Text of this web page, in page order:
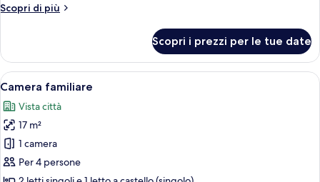
Scopri di più
Altri
condiviso
Scopri i prezzi per le tue date
Apri
tutte
le
foto
per
Camera
familiare
Una cassaforte in camera, una
6
Camera familiare
Vista città
17 m²
1 camera
Per 4 persone